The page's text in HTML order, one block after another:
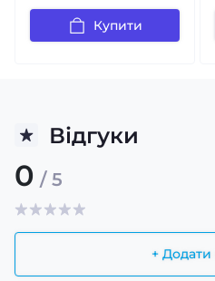
Купити
Відгуки
0 / 5
+ Додати